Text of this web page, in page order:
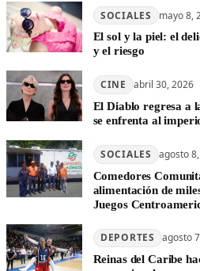
SOCIALES mayo 8,
El sol y la piel: el
y el riesgo
CINE abril 30, 2026
El Diablo regresa a
se enfrenta al
SOCIALES agosto
Comedores
alimentación de
Juegos
DEPORTES agosto
Reinas del Caribe